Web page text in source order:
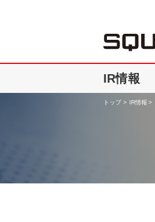
IR情報
トップ IR情報